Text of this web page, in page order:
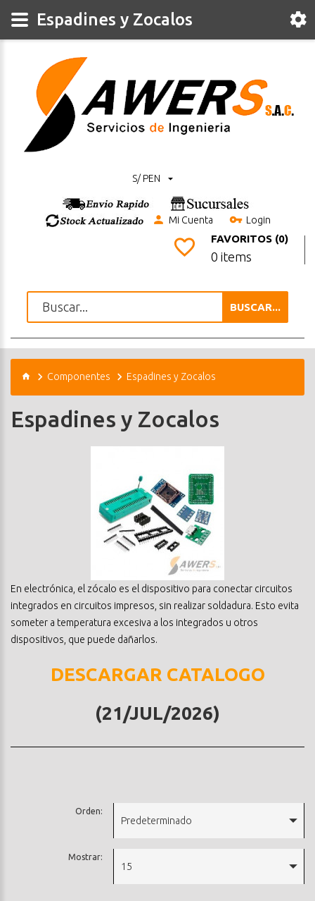
S/ PEN
Mi Cuenta Login
FAVORITOS (0)
0 items
BUSCAR...
Componentes Espadines y Zocalos
Espadines y Zocalos
En electrónica, el zócalo es el dispositivo para conectar circuitos
integrados en circuitos impresos, sin realizar soldadura. Esto evita
someter a temperatura excesiva a los integrados u otros
dispositivos, que puede dañarlos.
DESCARGAR CATALOGO
(21/JUL/2026)
Orden:
Predeterminado
Mostrar:
15
Espadines y Zocalos